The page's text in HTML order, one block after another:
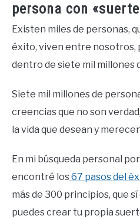
persona con
Existen miles de personas,
éxito, viven entre nosotros,
dentro de siete mil millones
Siete mil millones de
creencias que no son
la vida que desean y
En mi búsqueda personal
encontré los67 pasos del
más de 300 principios, que
puedes crear tu propia